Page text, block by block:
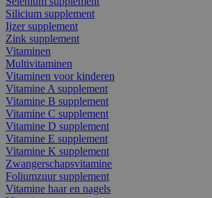
Silicium supplement
Ijzer supplement
Zink supplement
Vitaminen
Multivitaminen
Vitaminen voor kinderen
Vitamine A supplement
Vitamine B supplement
Vitamine C supplement
Vitamine D supplement
Vitamine E supplement
Vitamine K supplement
Zwangerschapsvitamine
Foliumzuur supplement
Vitamine haar en nagels